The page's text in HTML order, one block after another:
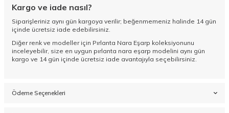
Kargo ve iade nasıl?
Siparişleriniz aynı gün kargoya verilir; beğenmemeniz halinde 14 gün
içinde ücretsiz iade edebilirsiniz.
Diğer renk ve modeller için Pırlanta Nara Eşarp koleksiyonunu
inceleyebilir, size en uygun pırlanta nara eşarp modelini aynı gün
kargo ve 14 gün içinde ücretsiz iade avantajıyla seçebilirsiniz.
Ödeme Seçenekleri